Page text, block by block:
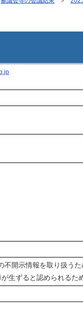
不開示情報を取り扱うた
生ずると認められるた